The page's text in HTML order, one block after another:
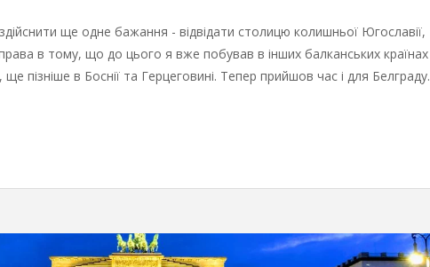
ще одне бажання - відвідати столицю колишньої Югославії,
в тому, що до цього я вже побував в інших балканських країнах
пізніше в Боснії та Герцеговині. Тепер прийшов час і для Белграду.